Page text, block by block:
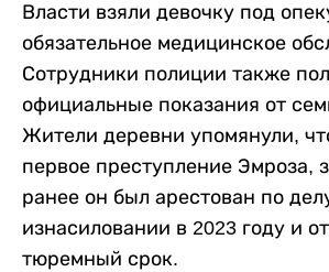
Власти взяли девочку под
обязательное медицинское
Сотрудники полиции также
официальные показания от
Жители деревни упомянули,
первое преступление Эмроза,
ранее он был арестован по
изнасиловании в 2023 году и
тюремный срок.